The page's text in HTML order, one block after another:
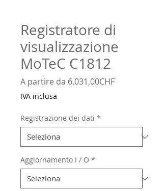
Registratore di
visualizzazione
MoTeC C1812
A partire da 6.031,00CHFPrezzo
IVA inclusa
Registrazione dei dati *
Aggiornamento I / O *